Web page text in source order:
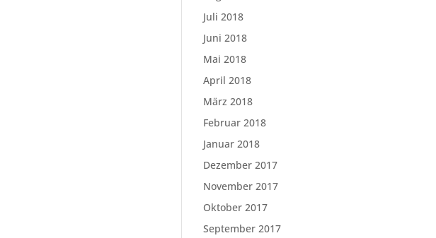
Juli 2018
Juni 2018
Mai 2018
April 2018
März 2018
Februar 2018
Januar 2018
Dezember 2017
November 2017
Oktober 2017
September 2017